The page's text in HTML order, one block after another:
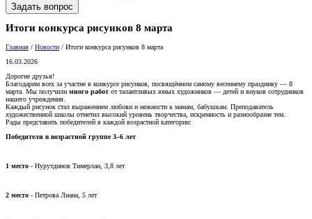
Итоги конкурса рисунков 8 марта
Главная / Новости / Итоги конкурса рисунков 8 марта
16.03.2026
Дорогие друзья!
Благодарим всех за участие в конкурсе рисунков, посвящённом самому весеннему празднику — 8
марта. Мы получили много работ от талантливых юных художников — детей и внуков сотрудников
нашего учреждения.
Каждый рисунок стал выражением любови и нежности к мамам, бабушкам. Преподаватель
художественной школы отметил высокий уровень творчества, искренность и разнообразие тем.
Рады представить победителей в каждой возрастной категории:
Победители в возрастной группе 3–6 лет
1 место - Нурутдинов Тимерлан, 3,8 лет
2 место - Петрова Лиана, 5 лет